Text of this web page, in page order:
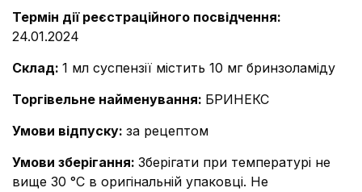
Термін дії реєстраційного посвідчення:
24.01.2024
Склад: 1 мл суспензії містить 10 мг бринзоламіду
Торгівельне найменування: БРИНЕКС
Умови відпуску: за рецептом
Умови зберігання: Зберігати при температурі не
вище 30 °С в оригінальній упаковці. Не